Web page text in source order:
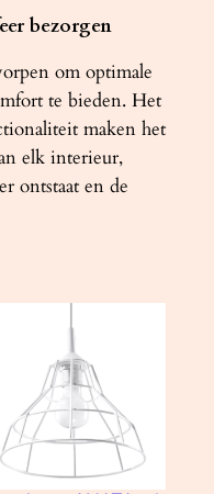
bezorgen
om optimale
te bieden. Het
maken het
elk interieur,
ontstaat en de